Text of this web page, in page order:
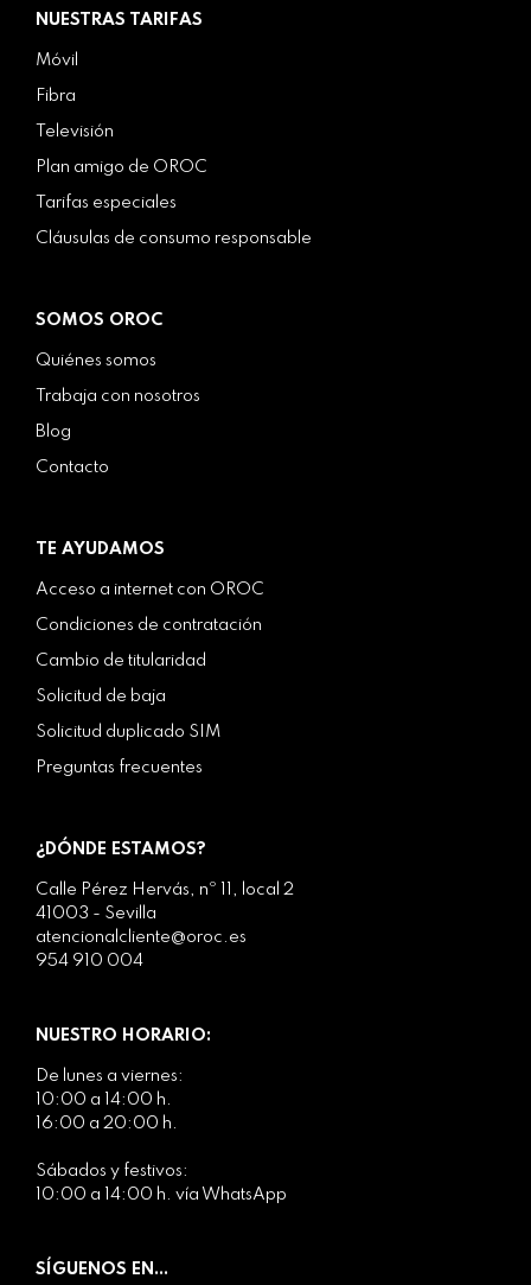
NUESTRAS TARIFAS
Móvil
Fibra
Televisión
Plan amigo de OROC
Tarifas especiales
Cláusulas de consumo responsable
SOMOS OROC
Quiénes somos
Trabaja con nosotros
Blog
Contacto
TE AYUDAMOS
Acceso a internet con OROC
Condiciones de contratación
Cambio de titularidad
Solicitud de baja
Solicitud duplicado SIM
Preguntas frecuentes
¿DÓNDE ESTAMOS?
Calle Pérez Hervás, nº 11, local 2
41003 - Sevilla
atencionalcliente@oroc.es
954 910 004
NUESTRO HORARIO:
De lunes a viernes:
10:00 a 14:00 h.
16:00 a 20:00 h.
Sábados y festivos:
10:00 a 14:00 h. vía WhatsApp
SÍGUENOS EN...